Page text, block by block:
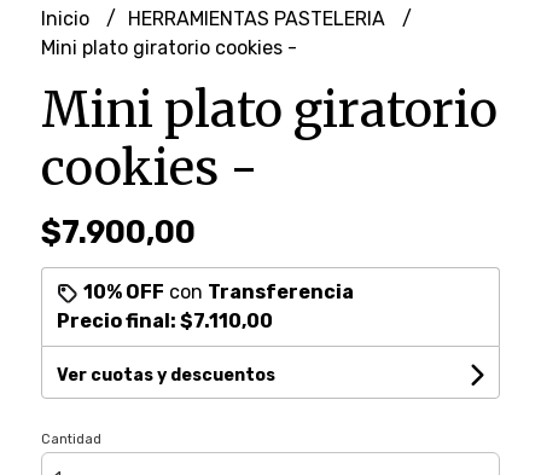
Inicio
HERRAMIENTAS PASTELERIA
Mini plato giratorio cookies -
Mini plato giratorio
cookies -
$7.900,00
10% OFF con Transferencia
Precio final: $7.110,00
Ver cuotas y descuentos
Cantidad